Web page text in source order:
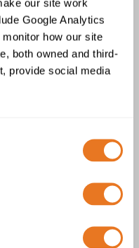
our site work
Google Analytics
how our site
both owned and third-
provide social media